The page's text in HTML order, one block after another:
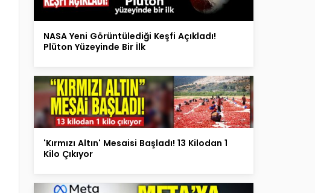
NASA Yeni Görüntülediği Keşfi Açıkladı!
Plüton Yüzeyinde Bir İlk
'Kırmızı Altın' Mesaisi Başladı! 13 Kilodan 1
Kilo Çıkıyor